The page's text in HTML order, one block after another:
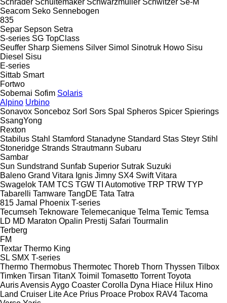
Seacom Seko Sennebogen
835
Separ Sepson Setra
S-series SG TopClass
Seuffer Sharp Siemens Silver Simol Sinotruk Howo Sisu
Diesel Sisu
E-series
Sittab Smart
Fortwo
Sobemai Sofim Solaris
Alpino Urbino
Sonavox Sonceboz Sorl Sors Spal Spheros Spicer Spierings
SsangYong
Rexton
Stabilus Stahl Stamford Stanadyne Standard Stas Steyr Stihl
Stoneridge Strands Strautmann Subaru
Sambar
Sun Sundstrand Sunfab Superior Sutrak Suzuki
Baleno Grand Vitara Ignis Jimny SX4 Swift Vitara
Swagelok TAM TCS TGW TI Automotive TRP TRW TYP
Tabarelli Tamware TangDE Tata Tatra
815 Jamal Phoenix T-series
Tecumseh Teknoware Telemecanique Telma Temic Temsa
LD MD Maraton Opalin Prestij Safari Tourmalin
Terberg
FM
Textar Thermo King
SL SMX T-series
Thermo Thermobus Thermotec Thoreb Thorn Thyssen Tilbox
Timken Tirsan TitanX Toimil Tomasetto Torrent Toyota
AurisAvensisAygo Coaster Corolla Dyna Hiace Hilux Hino
Land Cruiser Lite Ace Prius Proace Probox RAV4 Tacoma